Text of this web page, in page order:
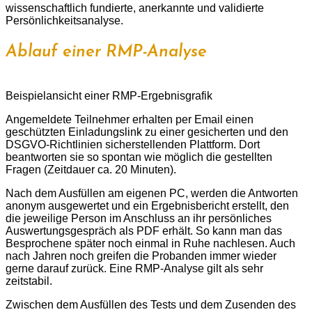
wissenschaftlich fundierte, anerkannte und validierte
Persönlichkeitsanalyse.
Ablauf einer RMP-Analyse
Beispielansicht einer RMP-Ergebnisgrafik
Angemeldete Teilnehmer erhalten per Email einen
geschützten Einladungslink zu einer gesicherten und den
DSGVO-Richtlinien sicherstellenden Plattform. Dort
beantworten sie so spontan wie möglich die gestellten
Fragen (Zeitdauer ca. 20 Minuten).
Nach dem Ausfüllen am eigenen PC, werden die Antworten
anonym ausgewertet und ein Ergebnisbericht erstellt, den
die jeweilige Person im Anschluss an ihr persönliches
Auswertungsgespräch als PDF erhält. So kann man das
Besprochene später noch einmal in Ruhe nachlesen. Auch
nach Jahren noch greifen die Probanden immer wieder
gerne darauf zurück. Eine RMP-Analyse gilt als sehr
zeitstabil.
Zwischen dem Ausfüllen des Tests und dem Zusenden des